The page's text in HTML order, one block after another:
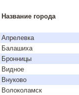
Название города
Апрелевка
Балашиха
Бронницы
Видное
Внуково
Волоколамск